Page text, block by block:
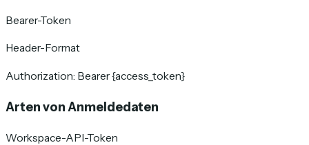
Bearer-Token
Header-Format
Authorization: Bearer {access_token}
Arten von Anmeldedaten
Workspace-API-Token